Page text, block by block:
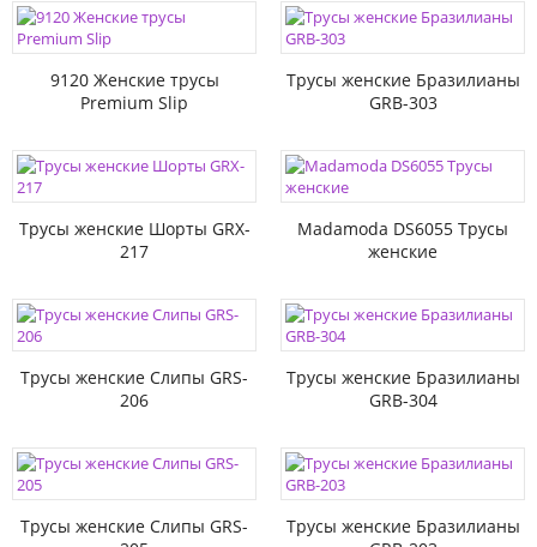
9120 Женские трусы
Premium Slip
Трусы женские Бразилианы
GRB-303
Трусы женские Шорты GRX-
217
Madamoda DS6055 Трусы
женские
Трусы женские Слипы GRS-
206
Трусы женские Бразилианы
GRB-304
Трусы женские Слипы GRS-
Трусы женские Бразилианы